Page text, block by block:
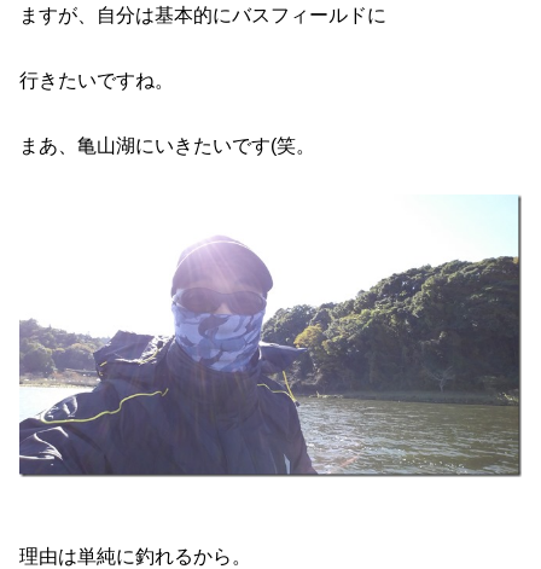
ますが、自分は基本的にバスフィールドに
行きたいですね。
まあ、亀山湖にいきたいです(笑。
理由は単純に釣れるから。